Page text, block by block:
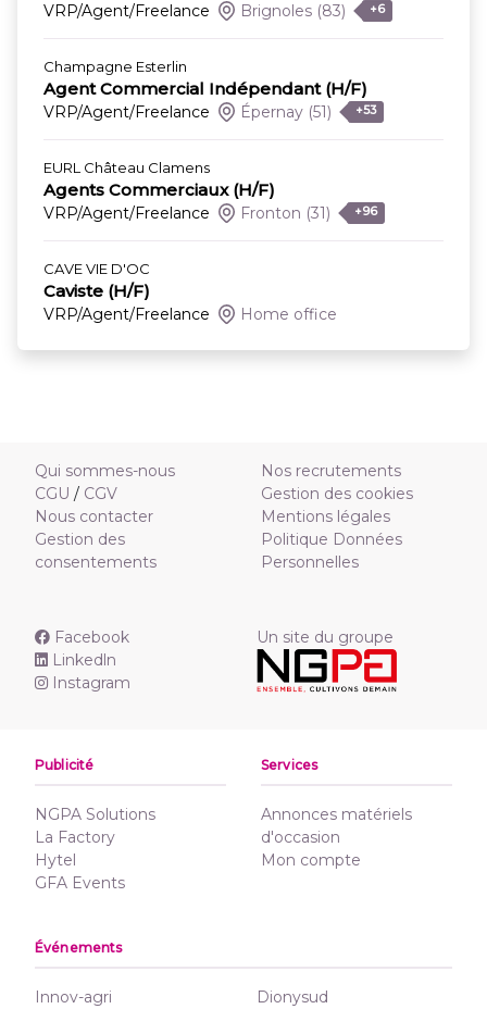
VRP/Agent/Freelance Brignoles (83) +6
Champagne Esterlin
Agent Commercial Indépendant (H/F)
VRP/Agent/Freelance Épernay (51) +53
EURL Château Clamens
Agents Commerciaux (H/F)
VRP/Agent/Freelance Fronton (31) +96
CAVE VIE D'OC
Caviste (H/F)
VRP/Agent/Freelance Home office
Qui sommes-nous
CGU / CGV
Nous contacter
Gestion des
consentements
Nos recrutements
Gestion des cookies
Mentions légales
Politique Données
Personnelles
Facebook
Linkedln
Instagram
Un site du groupe
Publicité
NGPA Solutions
La Factory
Hytel
GFA Events
Services
Annonces matériels
d'occasion
Mon compte
Événements
Innov-agri Dionysud